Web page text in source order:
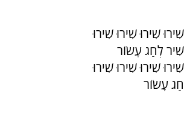
שִׁירוּ שִׁירוּ שִׁירוּ שִׁירוּ
שִׁיר לְחַג עָשׂוֹר
שִׁירוּ שִׁירוּ שִׁירוּ שִׁירוּ
חַג עָשׂוֹר